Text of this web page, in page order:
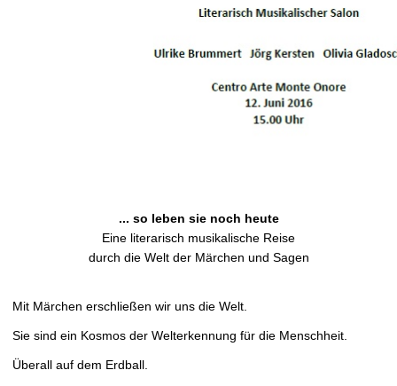
... so leben sie noch heute
Eine literarisch musikalische Reise
durch die Welt der Märchen und Sagen
Mit Märchen erschließen wir uns die Welt.
Sie sind ein Kosmos der Welterkennung für die Menschheit.
Überall auf dem Erdball.